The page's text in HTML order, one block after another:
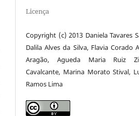
Licença
Copyright (c) 2013 Daniela Tavares
Dalila Alves da Silva, Flavia Corado
Aragão, Agueda Maria Ruiz
Cavalcante, Marina Morato Stival,
Ramos Lima